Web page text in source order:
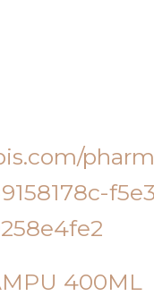
400ML